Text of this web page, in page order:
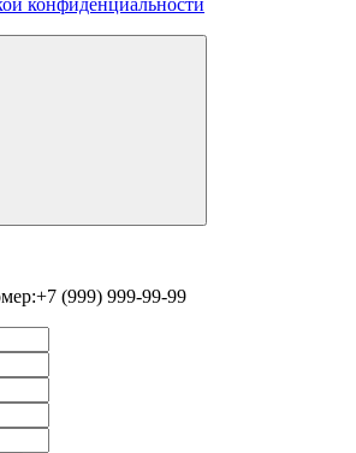
конфиденциальности
+7 (999) 999-99-99